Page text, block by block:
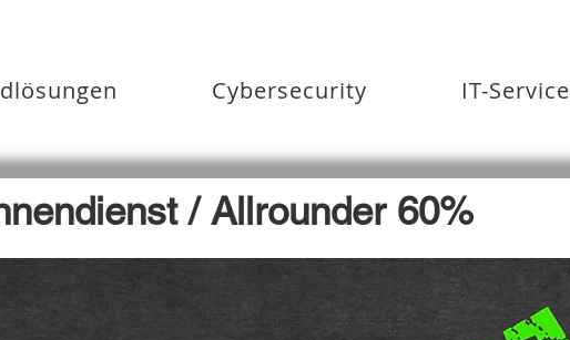
Cybersecurity IT-Service
/ Allrounder 60%